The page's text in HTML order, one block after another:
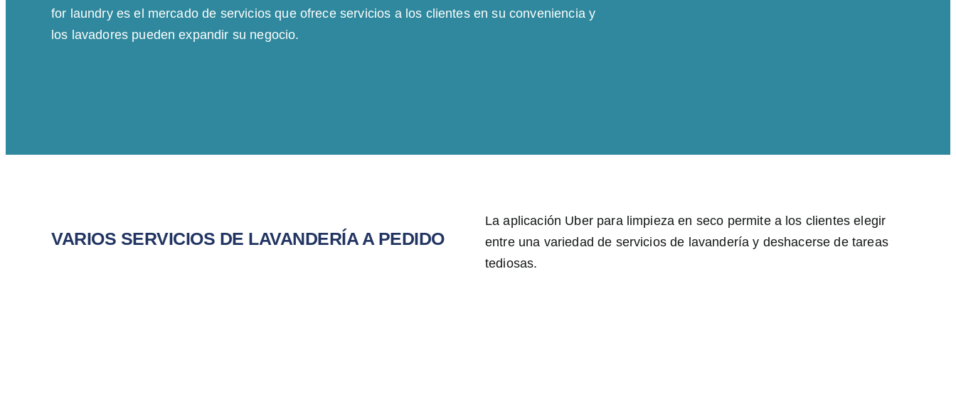
for laundry es el mercado de servicios que ofrece servicios a los clientes en su conveniencia y
los lavadores pueden expandir su negocio.
VARIOS SERVICIOS DE LAVANDERÍA A PEDIDO
La aplicación Uber para limpieza en seco permite a los clientes elegir
entre una variedad de servicios de lavandería y deshacerse de tareas
tediosas.